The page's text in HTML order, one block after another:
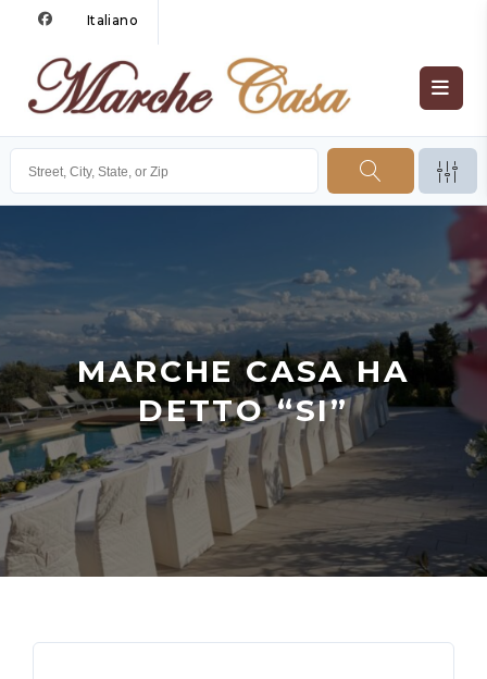
Italiano
MARCHE CASA HA
DETTO “SI”